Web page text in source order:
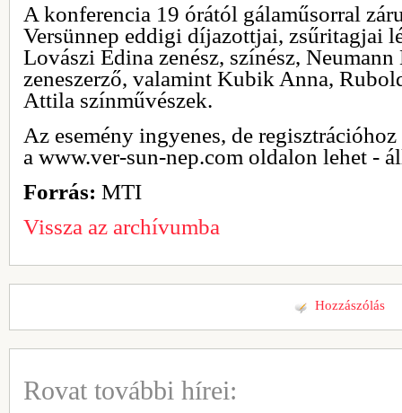
A konferencia 19 órától gálaműsorral
Versünnep eddigi díjazottjai, zsűritagjai
Lovászi Edina zenész, színész,
zeneszerző, valamint Kubik Anna,
Attila színművészek.
Az esemény ingyenes, de
a www.ver-sun-nep.com oldalon lehet -
Forrás: MTI
Vissza az archívumba
Hozzászólás
Rovat további hírei: